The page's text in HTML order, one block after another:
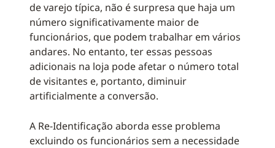
de varejo típica, não é surpresa que haja um
número significativamente maior de
funcionários, que podem trabalhar em vários
andares. No entanto, ter essas pessoas
adicionais na loja pode afetar o número total
de visitantes e, portanto, diminuir
artificialmente a conversão.
A Re-Identificação aborda esse problema
excluindo os funcionários sem a necessidade